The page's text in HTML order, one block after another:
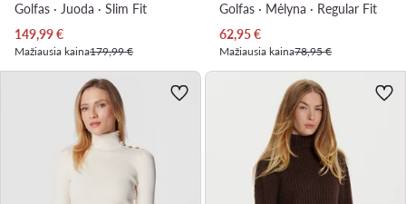
Golfas · Juoda · Slim Fit
Dabartinė kaina
149,99€
Mažiausia kaina179,99 €
Golfas · Mėlyna · Regular Fit
Dabartinė kaina
62,95€
Mažiausia kaina78,95 €